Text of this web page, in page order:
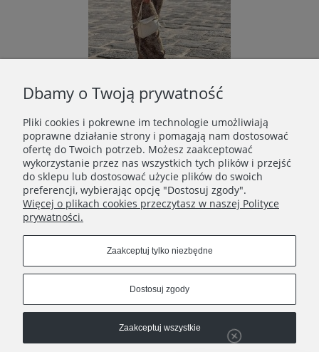
129,00 zł
Cena regularna:
269,00 zł
Najniższa cena:269,00 zł
Do koszyka
POMOC I INFORMACJE
Dbamy o Twoją prywatność
Pliki cookies i pokrewne im technologie umożliwiają
poprawne działanie strony i pomagają nam dostosować
ofertę do Twoich potrzeb. Możesz zaakceptować
wykorzystanie przez nas wszystkich tych plików i przejść
do sklepu lub dostosować użycie plików do swoich
preferencji, wybierając opcję "Dostosuj zgody".
Więcej o plikach cookies przeczytasz w naszej Polityce
prywatności.
Zaakceptuj tylko niezbędne
Dostosuj zgody
Zaakceptuj wszystkie